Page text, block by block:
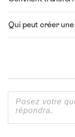
Qui peut créer une